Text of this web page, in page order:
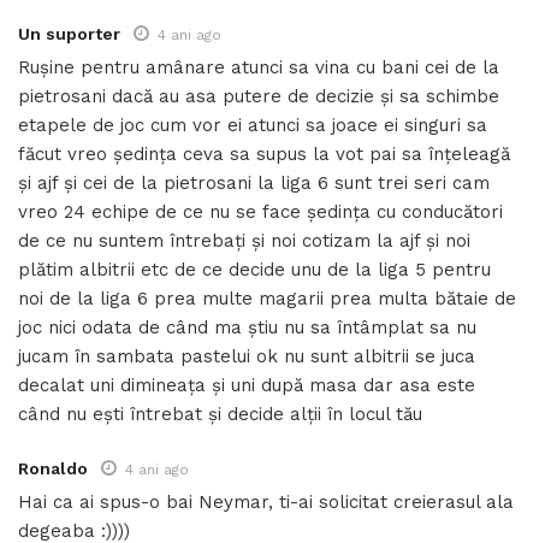
Un suporter 4 ani ago
Rușine pentru amânare atunci sa vina cu bani cei de la
pietrosani dacă au asa putere de decizie și sa schimbe
etapele de joc cum vor ei atunci sa joace ei singuri sa
făcut vreo ședința ceva sa supus la vot pai sa înțeleagă
și ajf și cei de la pietrosani la liga 6 sunt trei seri cam
vreo 24 echipe de ce nu se face ședința cu conducători
de ce nu suntem întrebați și noi cotizam la ajf și noi
plătim albitrii etc de ce decide unu de la liga 5 pentru
noi de la liga 6 prea multe magarii prea multa bătaie de
joc nici odata de când ma știu nu sa întâmplat sa nu
jucam în sambata pastelui ok nu sunt albitrii se juca
decalat uni dimineața și uni după masa dar asa este
când nu ești întrebat și decide alții în locul tău
Ronaldo 4 ani ago
Hai ca ai spus-o bai Neymar, ti-ai solicitat creierasul ala
degeaba :))))